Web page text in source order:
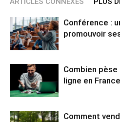
Conférence :
promouvoir
Combien
ligne en
Comment